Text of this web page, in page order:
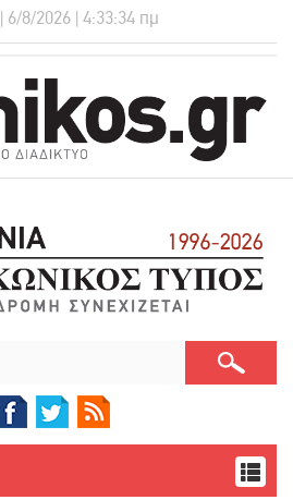
| 6/8/2026 | 4:33:35 πμ